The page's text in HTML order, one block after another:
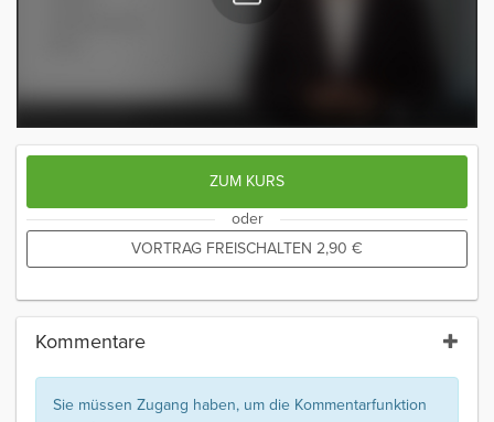
ZUM KURS
oder
VORTRAG FREISCHALTEN 2,90 €
Kommentare
Sie müssen Zugang haben, um die Kommentarfunktion